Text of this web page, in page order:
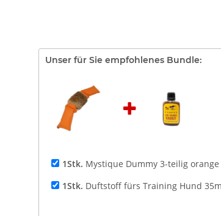
Unser für Sie empfohlenes Bundle:
1Stk. Mystique Dummy 3-teilig
1Stk. Duftstoff fürs Training Hund